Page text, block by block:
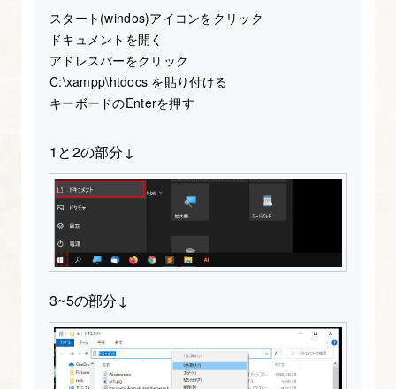
スタート(windos)アイコンをクリック
ドキュメントを開く
アドレスバーをクリック
C:\xampp\htdocs を貼り付ける
キーボードのEnterを押す
1と2の部分↓
3~5の部分↓